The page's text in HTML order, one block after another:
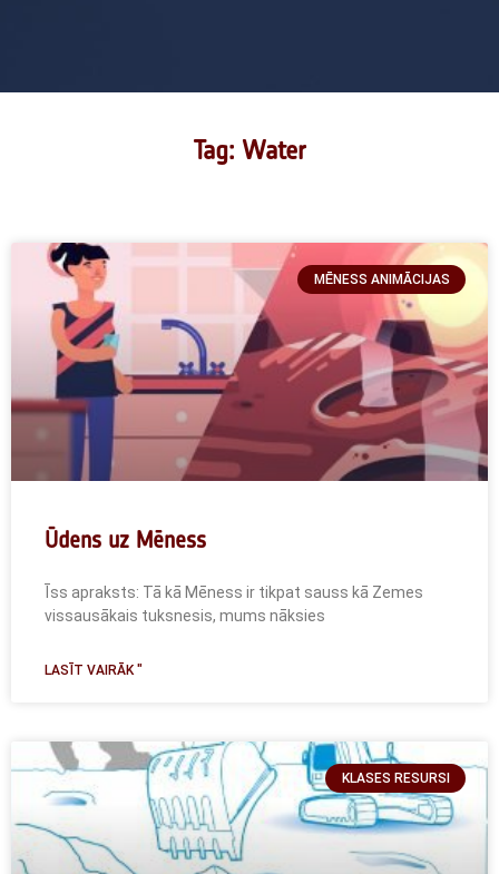
Tag: Water
MĒNESS ANIMĀCIJAS
Ūdens uz Mēness
Īss apraksts: Tā kā Mēness ir tikpat sauss kā Zemes
vissausākais tuksnesis, mums nāksies
LASĪT VAIRĀK "
KLASES RESURSI